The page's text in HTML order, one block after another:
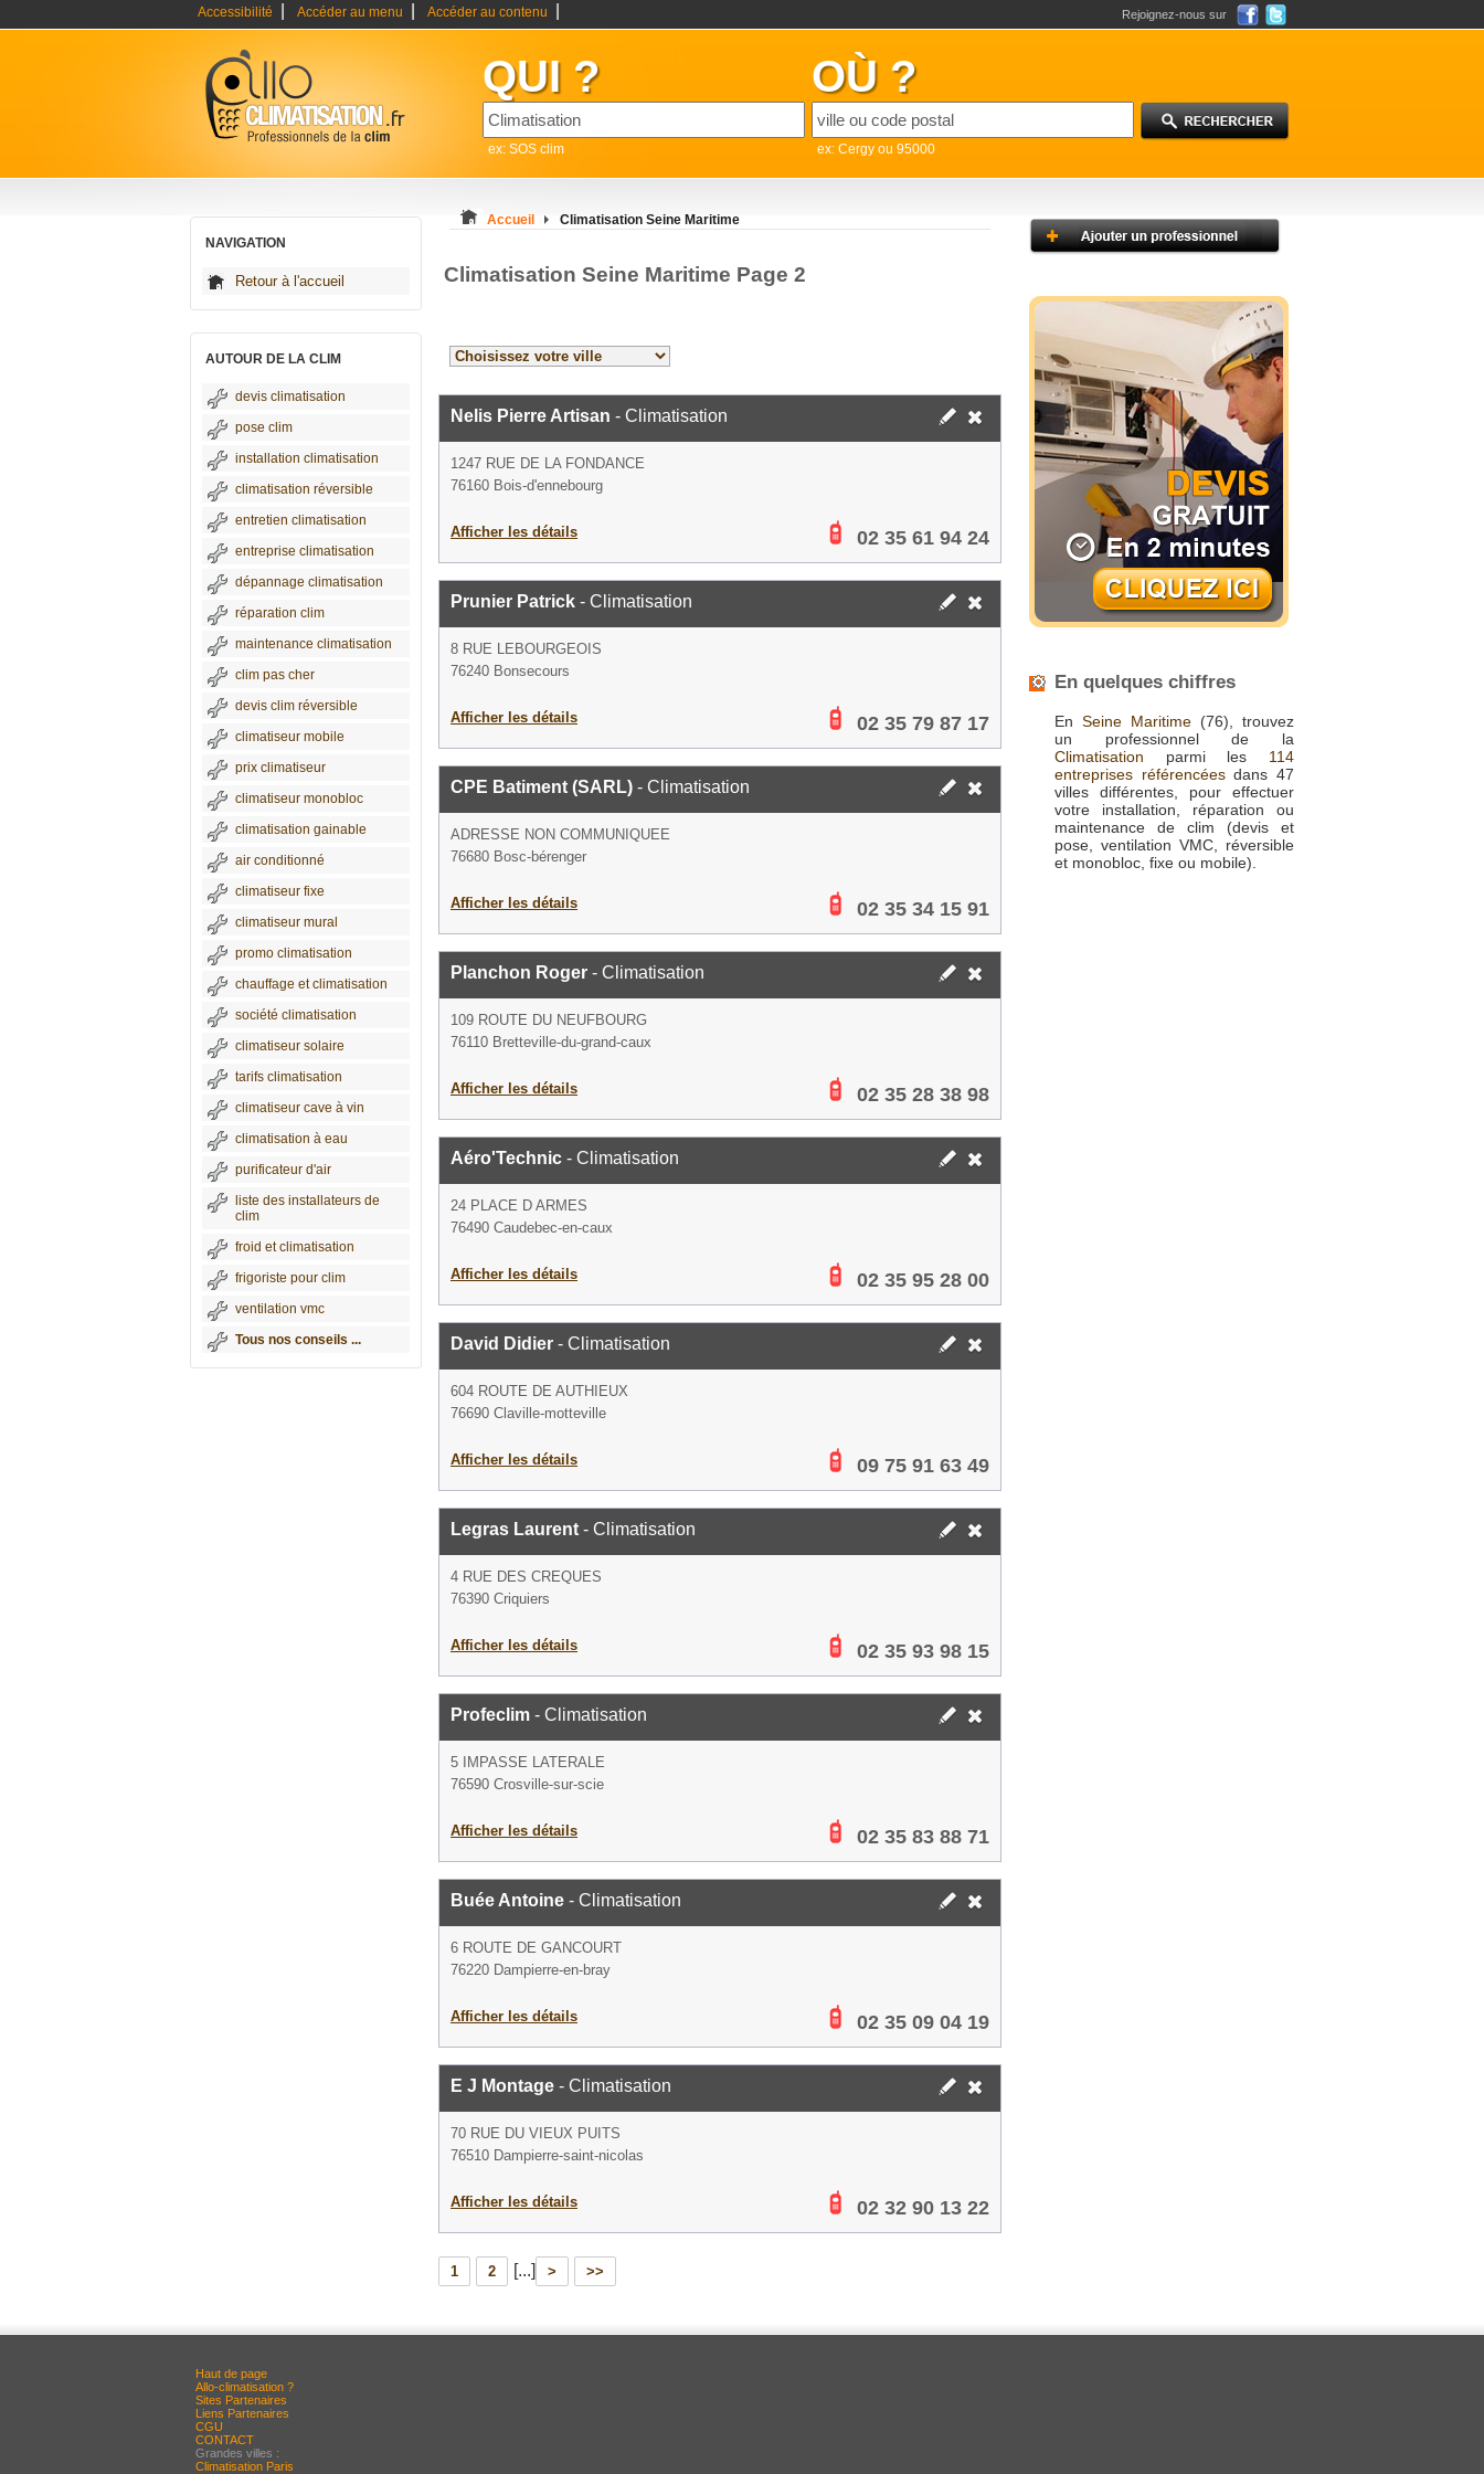
Accessibilité Accéder au menu Accéder au contenu Rejoignez-nous sur
QUI ?
ex: SOS clim
OÙ ?
ex: Cergy ou 95000
NAVIGATION
Retour à l'accueil
AUTOUR DE LA CLIM
devis climatisation
pose clim
installation climatisation
climatisation réversible
entretien climatisation
entreprise climatisation
dépannage climatisation
réparation clim
maintenance climatisation
clim pas cher
devis clim réversible
climatiseur mobile
prix climatiseur
climatiseur monobloc
climatisation gainable
air conditionné
climatiseur fixe
climatiseur mural
promo climatisation
chauffage et climatisation
société climatisation
climatiseur solaire
tarifs climatisation
climatiseur cave à vin
climatisation à eau
purificateur d'air
liste des installateurs de
clim
froid et climatisation
frigoriste pour clim
ventilation vmc
Tous nos conseils ...
Accueil Climatisation Seine Maritime
Climatisation Seine Maritime Page 2
Nelis Pierre Artisan - Climatisation
1247 RUE DE LA FONDANCE
76160 Bois-d'ennebourg
Afficher les détails 02 35 61 94 24
Prunier Patrick - Climatisation
8 RUE LEBOURGEOIS
76240 Bonsecours
Afficher les détails 02 35 79 87 17
CPE Batiment (SARL) - Climatisation
ADRESSE NON COMMUNIQUEE
76680 Bosc-bérenger
Afficher les détails 02 35 34 15 91
Planchon Roger - Climatisation
109 ROUTE DU NEUFBOURG
76110 Bretteville-du-grand-caux
Afficher les détails 02 35 28 38 98
Aéro'Technic - Climatisation
24 PLACE D ARMES
76490 Caudebec-en-caux
Afficher les détails 02 35 95 28 00
David Didier - Climatisation
604 ROUTE DE AUTHIEUX
76690 Claville-motteville
Afficher les détails 09 75 91 63 49
Legras Laurent - Climatisation
4 RUE DES CREQUES
76390 Criquiers
Afficher les détails 02 35 93 98 15
Profeclim - Climatisation
5 IMPASSE LATERALE
76590 Crosville-sur-scie
Afficher les détails 02 35 83 88 71
Buée Antoine - Climatisation
6 ROUTE DE GANCOURT
76220 Dampierre-en-bray
Afficher les détails 02 35 09 04 19
E J Montage - Climatisation
70 RUE DU VIEUX PUITS
76510 Dampierre-saint-nicolas
Afficher les détails 02 32 90 13 22
1 2 [...] > >>
En quelques chiffres
En Seine Maritime (76), trouvez
un professionnel de la
Climatisation parmi les 114
entreprises référencéesdans 47
villes différentes, pour effectuer
votre installation, réparation ou
maintenance de clim (devis et
pose, ventilation VMC, réversible
et monobloc, fixe ou mobile).
Haut de page
Allo-climatisation ?
Sites Partenaires
Liens Partenaires
CGU
CONTACT
Grandes villes :
Climatisation Paris